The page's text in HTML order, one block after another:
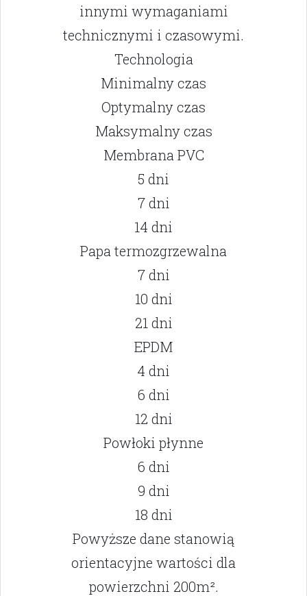
innymi wymaganiami
technicznymi i czasowymi.
Technologia
Minimalny czas
Optymalny czas
Maksymalny czas
Membrana PVC
5 dni
7 dni
14 dni
Papa termozgrzewalna
7 dni
10 dni
21 dni
EPDM
4 dni
6 dni
12 dni
Powłoki płynne
6 dni
9 dni
18 dni
Powyższe dane stanowią
orientacyjne wartości dla
powierzchni 200m².